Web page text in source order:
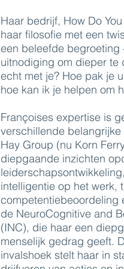
Haar bedrijf, How Do
haar filosofie met een
een beleefde begroeting
uitnodiging om dieper te
echt met je? Hoe pak je
hoe kan ik je helpen om
Françoises expertise is
verschillende
Hay Group (nu Korn
diepgaande inzichten
intelligentie op het werk,
competentiebeoordeling
de NeuroCognitive and
(INC), die haar een
menselijk gedrag geeft.
invalshoek stelt haar in